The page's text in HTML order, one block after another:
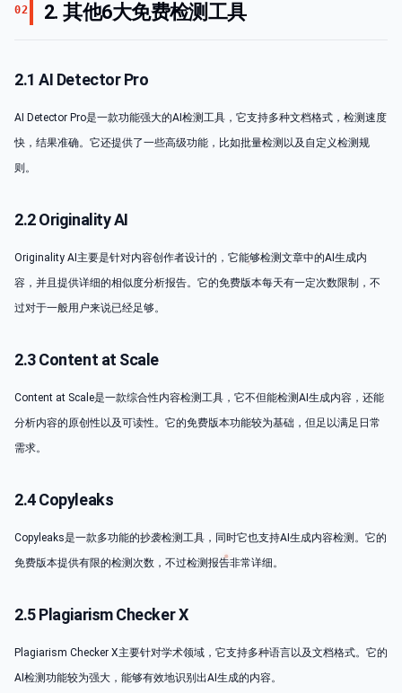
02 2. 其他6大免费检测工具
2.1 AI Detector Pro
AI Detector Pro是一款功能强大的AI检测工具，它支持多种文档格式，检测速度
快，结果准确。它还提供了一些高级功能，比如批量检测以及自定义检测规
则。
2.2 Originality AI
Originality AI主要是针对内容创作者设计的，它能够检测文章中的AI生成内
容，并且提供详细的相似度分析报告。它的免费版本每天有一定次数限制，不
过对于一般用户来说已经足够。
2.3 Content at Scale
Content at Scale是一款综合性内容检测工具，它不但能检测AI生成内容，还能
分析内容的原创性以及可读性。它的免费版本功能较为基础，但足以满足日常
需求。
2.4 Copyleaks
Copyleaks是一款多功能的抄袭检测工具，同时它也支持AI生成内容检测。它的
免费版本提供有限的检测次数，不过检测报告非常详细。
2.5 Plagiarism Checker X
Plagiarism Checker X主要针对学术领域，它支持多种语言以及文档格式。它的
AI检测功能较为强大，能够有效地识别出AI生成的内容。